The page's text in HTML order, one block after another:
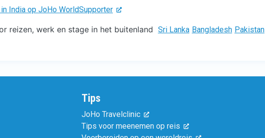
India op JoHo WorldSupporter
reizen, werk en stage in het buitenland Sri Lanka Bangladesh Pakistan
Tips
JoHo Travelclinic
Tips voor meenemen op reis